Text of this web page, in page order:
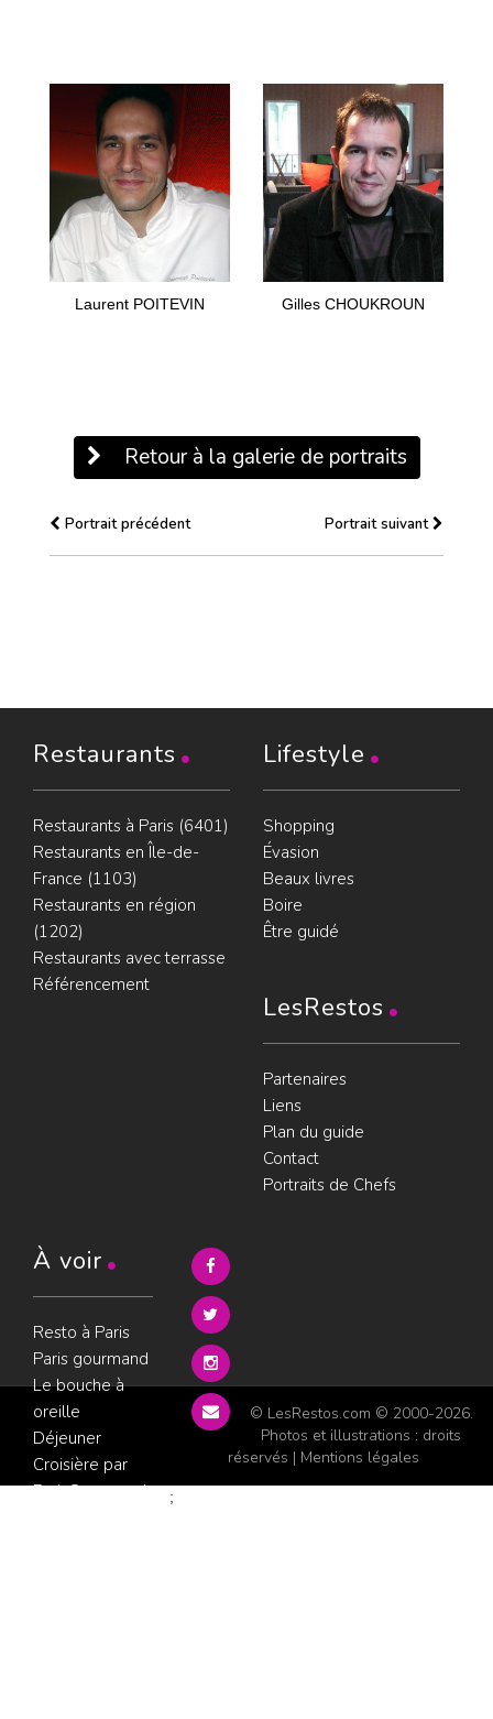
Laurent POITEVIN Gilles CHOUKROUN
Retour à la galerie de portraits
Portrait précédent Portrait suivant
Restaurants
Restaurants à Paris (6401)
Restaurants en Île-de-
France (1103)
Restaurants en région
(1202)
Restaurants avec terrasse
Référencement
Lifestyle
Shopping
Évasion
Beaux livres
Boire
Être guidé
LesRestos
Partenaires
Liens
Plan du guide
Contact
Portraits de Chefs
À voir
Resto à Paris
Paris gourmand
Le bouche à
oreille
Déjeuner
Croisière par
ParisGourmand
© LesRestos.com © 2000-2026.
Photos et illustrations : droits
réservés | Mentions légales
;